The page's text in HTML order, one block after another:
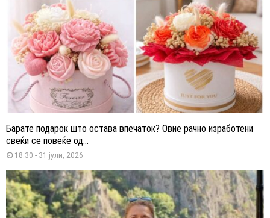
Барате подарок што остава впечаток? Овие рачно изработени
свеќи се повеќе од...
18:30 - 31 јули, 2026